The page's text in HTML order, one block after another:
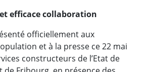
efficace collaboration
officiellement aux
et à la presse ce 22 mai
constructeurs de l’Etat de